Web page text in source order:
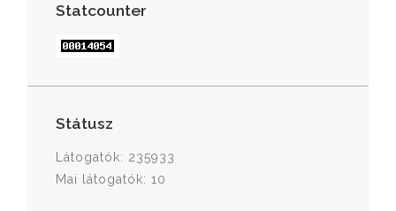
Statcounter
Státusz
Látogatók: 235933
Mai látogatók: 10